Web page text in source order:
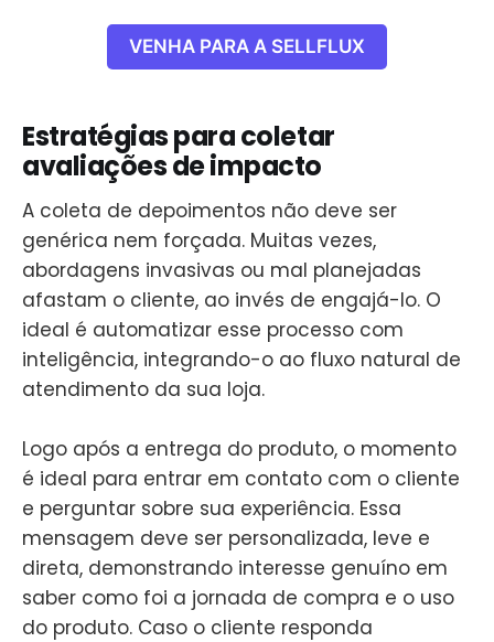
VENHA PARA A SELLFLUX
Estratégias para coletar
avaliações de impacto
A coleta de depoimentos não deve ser
genérica nem forçada. Muitas vezes,
abordagens invasivas ou mal planejadas
afastam o cliente, ao invés de engajá-lo. O
ideal é automatizar esse processo com
inteligência, integrando-o ao fluxo natural de
atendimento da sua loja.
Logo após a entrega do produto, o momento
é ideal para entrar em contato com o cliente
e perguntar sobre sua experiência. Essa
mensagem deve ser personalizada, leve e
direta, demonstrando interesse genuíno em
saber como foi a jornada de compra e o uso
do produto. Caso o cliente responda